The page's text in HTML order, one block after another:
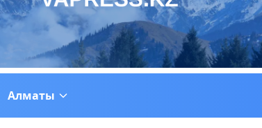
Алматы